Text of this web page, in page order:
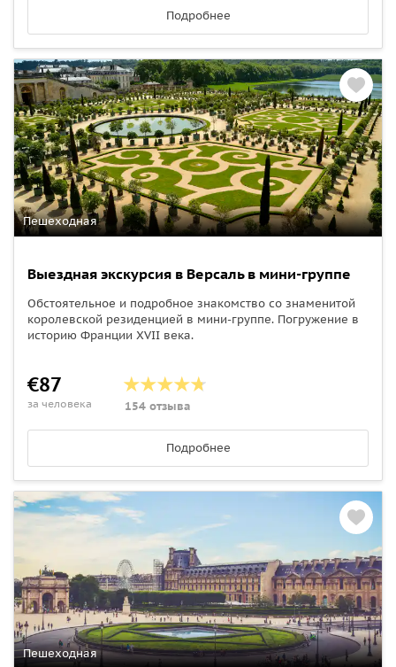
Подробнее
Пешеходная
Выездная экскурсия в Версаль в мини-группе
Обстоятельное и подробное знакомство со знаменитой
королевской резиденцией в мини-группе. Погружение в
историю Франции XVII века.
€87
за человека 154 отзыва
Подробнее
Пешеходная